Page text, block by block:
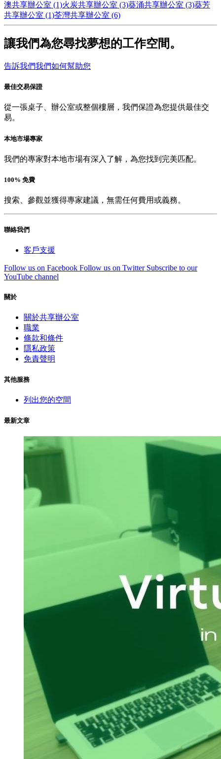
澳共享辦公室 (1)火炭共享辦公室 (3)葵涌共享辦公室 (3)葵芳
共享辦公室 (1)荃灣共享辦公室 (6)
讓我們為您尋找夢想的工作空間。
告訴我們我們如何幫助您
最佳交易保證
從一張桌子、辦公室或整個樓層，我們保證為您提供最佳交
易。
本地市場專家
我們的專家對本地市場有深入了解，為您找到完美匹配。
100% 免費
搜索、參觀並獲得專家建議，無需任何費用或義務。
聯絡我們
客戶支援
Follow us on Facebook Follow us on Twitter Subscribe to our
YouTube channel
關於
關於共享辦公室
職業
條款和條件
隱私政策
免責聲明
其他服務
列出您的空間
最新文章